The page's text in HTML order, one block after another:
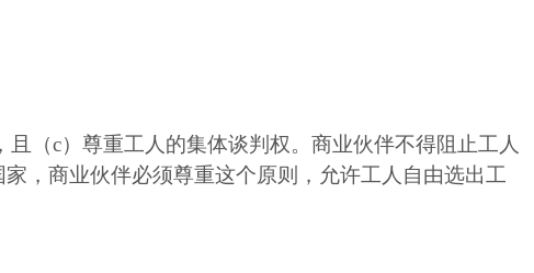
（c）尊重工人的集体谈判权。商业伙伴不得阻止工人
，商业伙伴必须尊重这个原则，允许工人自由选出工